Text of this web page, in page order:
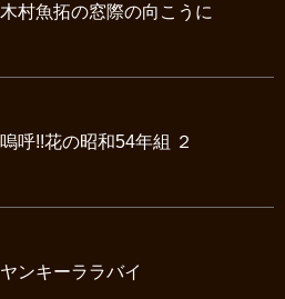
木村魚拓の窓際の向こうに
嗚呼!!花の昭和54年組 ２
ヤンキーララバイ